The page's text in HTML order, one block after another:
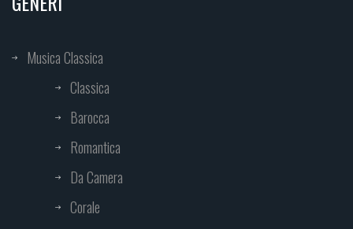
Musica Classica
Classica
Barocca
Romantica
Da Camera
Corale